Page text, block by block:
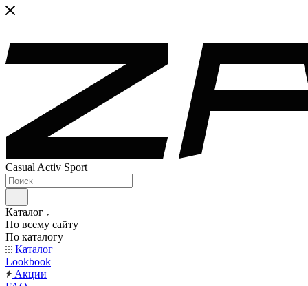
Casual Activ Sport
Каталог
По всему сайту
По каталогу
Каталог
Lookbook
Акции